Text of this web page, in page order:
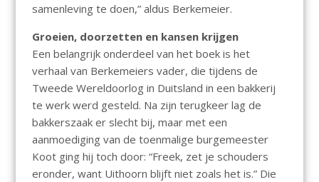
samenleving te doen,” aldus Berkemeier.
Groeien, doorzetten en kansen krijgen
Een belangrijk onderdeel van het boek is het
verhaal van Berkemeiers vader, die tijdens de
Tweede Wereldoorlog in Duitsland in een bakkerij
te werk werd gesteld. Na zijn terugkeer lag de
bakkerszaak er slecht bij, maar met een
aanmoediging van de toenmalige burgemeester
Koot ging hij toch door: “Freek, zet je schouders
eronder, want Uithoorn blijft niet zoals het is.” Die